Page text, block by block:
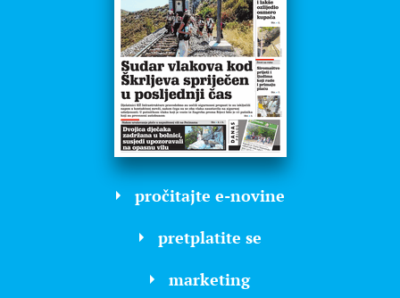
pročitajte e-novine
pretplatite se
marketing